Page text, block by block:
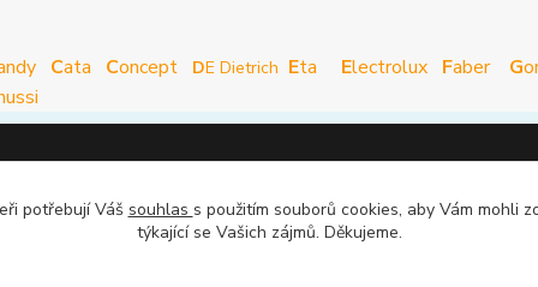
Cata Concept DE Dietrich Eta Electrolux Faber G
pro zákazníky kde nás najdete
potřebují Váš souhlas s použitím souborů cookies, aby Vám mohli
týkající se Vašich zájmů. Děkujeme.